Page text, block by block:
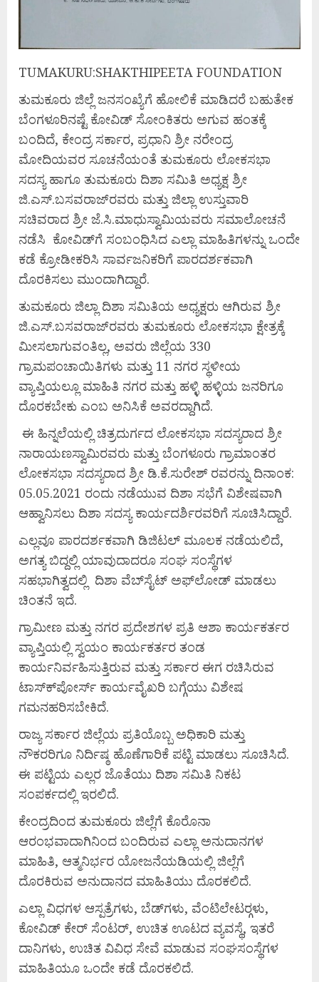
TUMAKURU:SHAKTHIPEETA FOUNDATION
ತುಮಕೂರು ಜಿಲ್ಲೆ ಜನಸಂಖ್ಯೆಗೆ ಹೋಲಿಕೆ ಮಾಡಿದರೆ ಬಹುತೇಕ
ಬೆಂಗಳೂರಿನಷ್ಟೆ ಕೋವಿಡ್ ಸೋಂಕಿತರು ಅಗುವ ಹಂತಕ್ಕೆ
ಬಂದಿದೆ, ಕೇಂದ್ರ ಸರ್ಕಾರ, ಪ್ರಧಾನಿ ಶ್ರೀ ನರೇಂದ್ರ
ಮೋದಿಯವರ ಸೂಚನೆಯಂತೆ ತುಮಕೂರು ಲೋಕಸಭಾ
ಸದಸ್ಯ ಹಾಗೂ ತುಮಕೂರು ದಿಶಾ ಸಮಿತಿ ಅಧ್ಯಕ್ಷ ಶ್ರೀ
ಜಿ.ಎಸ್.ಬಸವರಾಜ್‍ರವರು ಮತ್ತು ಜಿಲ್ಲಾ ಉಸ್ತುವಾರಿ
ಸಚಿವರಾದ ಶ್ರೀ ಜೆ.ಸಿ.ಮಾಧುಸ್ವಾಮಿಯವರು ಸಮಾಲೋಚನೆ
ನಡೆಸಿ ಕೋವಿಡ್‍ಗೆ ಸಂಬಂಧಿಸಿದ ಎಲ್ಲಾ ಮಾಹಿತಿಗಳನ್ನು ಒಂದೇ
ಕಡೆ ಕ್ರೋಡೀಕರಿಸಿ ಸಾರ್ವಜನಿಕರಿಗೆ ಪಾರದರ್ಶಕವಾಗಿ
ದೊರಕಿಸಲು ಮುಂದಾಗಿದ್ದಾರೆ.
ತುಮಕೂರು ಜಿಲ್ಲಾ ದಿಶಾ ಸಮಿತಿಯ ಅಧ್ಯಕ್ಷರು ಆಗಿರುವ ಶ್ರೀ
ಜಿ.ಎಸ್.ಬಸವರಾಜ್‍ರವರು ತುಮಕೂರು ಲೋಕಸಭಾ ಕ್ಷೇತ್ರಕ್ಕೆ
ಮೀಸಲಾಗುವಂತಿಲ್ಲ, ಅವರು ಜಿಲ್ಲೆಯ 330
ಗ್ರಾಮಪಂಚಾಯಿತಿಗಳು ಮತ್ತು 11 ನಗರ ಸ್ಥಳೀಯ
ವ್ಯಾಪ್ತಿಯಲ್ಲೂ ಮಾಹಿತಿ ನಗರ ಮತ್ತು ಹಳ್ಳಿ ಹಳ್ಳಿಯ ಜನರಿಗೂ
ದೊರಕಬೇಕು ಎಂಬ ಅನಿಸಿಕೆ ಅವರದ್ದಾಗಿದೆ.
ಈ ಹಿನ್ನಲೆಯಲ್ಲಿ ಚಿತ್ರದುರ್ಗದ ಲೋಕಸಭಾ ಸದಸ್ಯರಾದ ಶ್ರೀ
ನಾರಾಯಣಸ್ವಾಮಿರವರು ಮತ್ತು ಬೆಂಗಳೂರು ಗ್ರಾಮಾಂತರ
ಲೋಕಸಭಾ ಸದಸ್ಯರಾದ ಶ್ರೀ ಡಿ.ಕೆ.ಸುರೇಶ್ ರವರನ್ನು ದಿನಾಂಕ:
05.05.2021 ರಂದು ನಡೆಯುವ ದಿಶಾ ಸಭೆಗೆ ವಿಶೇಷವಾಗಿ
ಆಹ್ವಾನಿಸಲು ದಿಶಾ ಸದಸ್ಯ ಕಾರ್ಯದರ್ಶಿರವರಿಗೆ ಸೂಚಿಸಿದ್ದಾರೆ.
ಎಲ್ಲವೂ ಪಾರದರ್ಶಕವಾಗಿ ಡಿಜಿಟಲ್ ಮೂಲಕ ನಡೆಯಲಿದೆ,
ಅಗತ್ಯ ಬಿದ್ದಲ್ಲಿ ಯಾವುದಾದರೂ ಸಂಘ ಸಂಸ್ಥೆಗಳ
ಸಹಭಾಗಿತ್ವದಲ್ಲಿ ದಿಶಾ ವೆಬ್‍ಸೈಟ್ ಅಫ್‍ಲೋಡ್ ಮಾಡಲು
ಚಿಂತನೆ ಇದೆ.
ಗ್ರಾಮೀಣ ಮತ್ತು ನಗರ ಪ್ರದೇಶಗಳ ಪ್ರತಿ ಆಶಾ ಕಾರ್ಯಕರ್ತರ
ವ್ಯಾಪ್ತಿಯಲ್ಲಿ ಸ್ವಯಂ ಕಾರ್ಯಕರ್ತರ ತಂಡ
ಕಾರ್ಯನಿರ್ವಹಿಸುತ್ತಿರುವ ಮತ್ತು ಸರ್ಕಾರ ಈಗ ರಚಿಸಿರುವ
ಟಾಸ್ಕ್‍ಪೋರ್ಸ್ ಕಾರ್ಯವೈಖರಿ ಬಗ್ಗೆಯು ವಿಶೇಷ
ಗಮನಹರಿಸಬೇಕಿದೆ.
ರಾಜ್ಯ ಸರ್ಕಾರ ಜಿಲ್ಲೆಯ ಪ್ರತಿಯೊಬ್ಬ ಅಧಿಕಾರಿ ಮತ್ತು
ನೌಕರರಿಗೂ ನಿರ್ದಿಷ್ಠ ಹೊಣೆಗಾರಿಕೆ ಪಟ್ಟಿ ಮಾಡಲು ಸೂಚಿಸಿದೆ.
ಈ ಪಟ್ಟಿಯ ಎಲ್ಲರ ಜೊತೆಯು ದಿಶಾ ಸಮಿತಿ ನಿಕಟ
ಸಂಪರ್ಕದಲ್ಲಿ ಇರಲಿದೆ.
ಕೇಂದ್ರದಿಂದ ತುಮಕೂರು ಜಿಲ್ಲೆಗೆ ಕೊರೊನಾ
ಆರಂಭವಾದಾಗಿನಿಂದ ಬಂದಿರುವ ಎಲ್ಲಾ ಅನುದಾನಗಳ
ಮಾಹಿತಿ, ಆತ್ಮನಿರ್ಭರ ಯೋಜನೆಯಡಿಯಲ್ಲಿ ಜಿಲ್ಲೆಗೆ
ದೊರಕಿರುವ ಅನುದಾನದ ಮಾಹಿತಿಯು ದೊರಕಲಿದೆ.
ಎಲ್ಲಾ ವಿಧಗಳ ಆಸ್ಪತ್ರೆಗಳು, ಬೆಡ್‍ಗಳು, ವೆಂಟಿಲೇಟರ್‍ಗಳು,
ಕೋವಿಡ್ ಕೇರ್ ಸೆಂಟರ್, ಉಚಿತ ಊಟದ ವ್ಯವಸ್ಥೆ, ಇತರೆ
ದಾನಿಗಳು, ಉಚಿತ ವಿವಿಧ ಸೇವೆ ಮಾಡುವ ಸಂಘಸಂಸ್ಥೆಗಳ
ಮಾಹಿತಿಯೂ ಒಂದೇ ಕಡೆ ದೊರಕಲಿದೆ.